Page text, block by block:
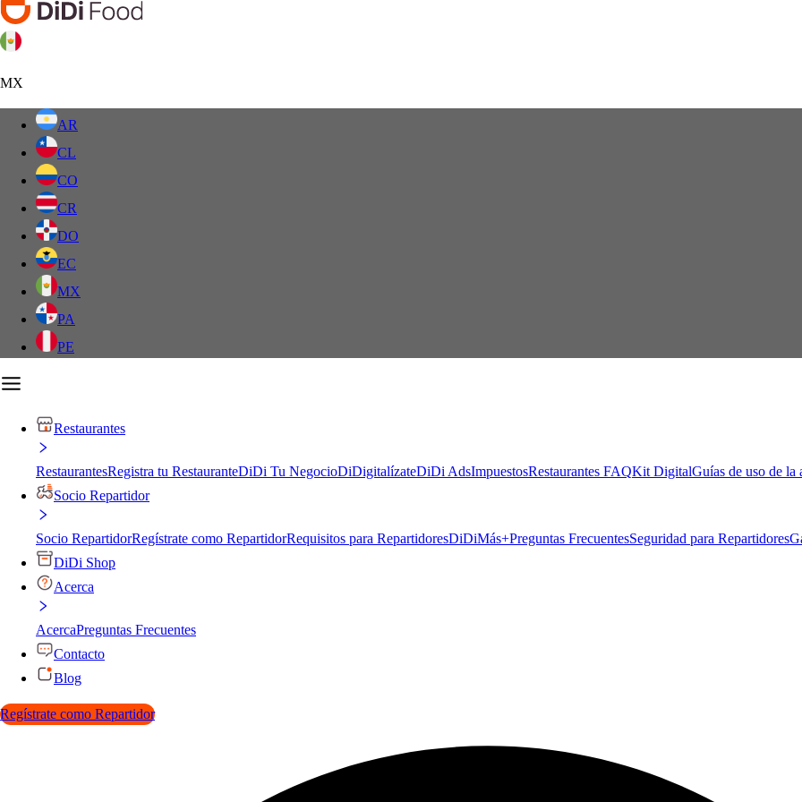
MX
AR
CL
CO
CR
DO
EC
MX
PA
PE
Restaurantes
RestaurantesRegistra tu RestauranteDiDi Tu NegocioDiDigitalízateDiDi AdsImpuestosRestaurantes FAQKit DigitalGuías de uso de la
Socio Repartidor
Socio RepartidorRegístrate como RepartidorRequisitos para RepartidoresDiDiMás+Preguntas FrecuentesSeguridad para Repartidores
DiDi Shop
Acerca
AcercaPreguntas Frecuentes
Contacto
Blog
Regístrate como Repartidor